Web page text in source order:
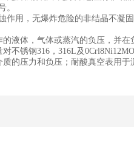
。
作用，无爆炸危险的非结晶不凝
液体，气体或蒸汽的负压，并
不锈钢316，316L及
的压力和负压；耐酸真空表用于